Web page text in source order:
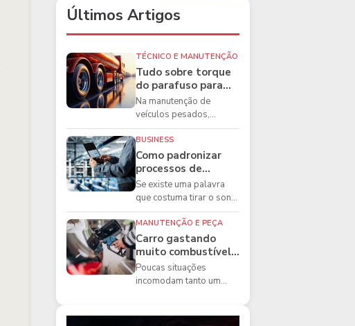
Últimos Artigos
TÉCNICO E MANUTENÇÃO
Tudo sobre torque
do parafuso para
caminhões e as
boas práticas que
todo mecânico
precisa conhecer
Na manutenção de
veículos pesados,
existem ferramentas que
fazem diferença direta na
segurança e na ...
BUSINESS
Como padronizar
processos de
manutenção de
frota na oficina
Se existe uma palavra
que costuma tirar o sono
dos gestores de
manutenção, ela é a
imprevisibilidade...
MANUTENÇÃO E PEÇA
Carro gastando
muito combustível:
5 motivos que
podem aumentar o
Poucas situações
incomodam tanto um